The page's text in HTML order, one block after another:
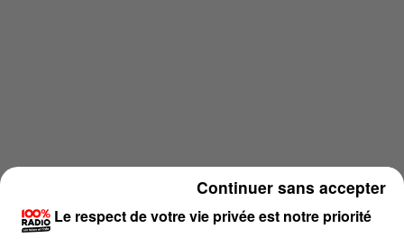
Le respect de votre vie privée est notre priorité
Continuer sans accepter